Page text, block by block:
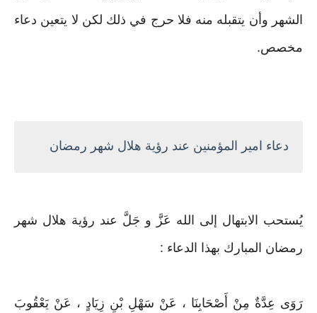
الشهر وأن يتقبله منه فلا حرج في ذلك لكن لا يتعين دعاء
مخصص‏.
دعاء امير المؤمنين عند رؤية هلال شهر رمضان
يُستحب الابتهال إلى الله عَزَّ و جَلَّ عند رؤية هلال شهر
رمضان المبارك بهذا الدعاء :
رَوَى عِدَّةٌ مِنْ أَصْحَابِنَا ، عَنْ سَهْلِ بْنِ زِيَادٍ ، عَنْ يَعْقُوبَ